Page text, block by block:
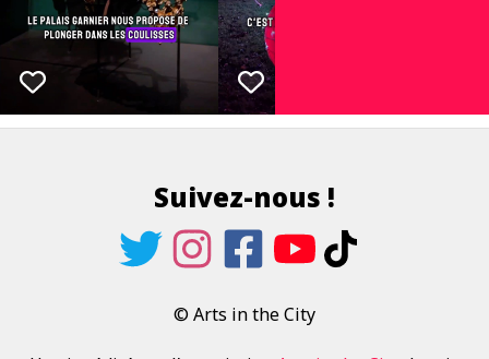
Suivez-nous !
© Arts in the City